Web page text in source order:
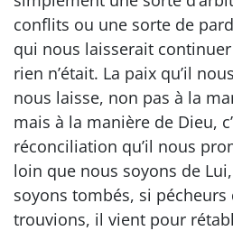
conflits ou une sorte de
qui nous laisserait
rien n’était. La paix qu’il
nous laisse, non pas à la
mais à la manière de Dieu,
réconciliation qu’il nous
loin que nous soyons de
soyons tombés, si
trouvions, il vient pour